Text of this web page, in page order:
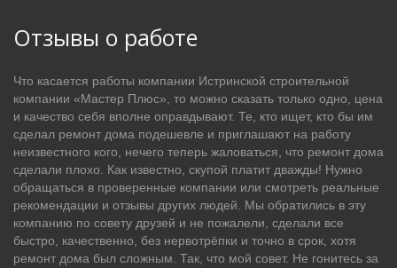
Отзывы о работе
Что касается работы компании Истринской строительной
компании «Мастер Плюс», то можно сказать только одно, цена
и качество себя вполне оправдывают. Те, кто ищет, кто бы им
сделал ремонт дома подешевле и приглашают на работу
неизвестного кого, нечего теперь жаловаться, что ремонт дома
сделали плохо. Как известно, скупой платит дважды! Нужно
обращаться в проверенные компании или смотреть реальные
рекомендации и отзывы других людей. Мы обратились в эту
компанию по совету друзей и не пожалели, сделали все
быстро, качественно, без нервотрёпки и точно в срок, хотя
ремонт дома был сложным. Так, что мой совет. Не гонитесь за